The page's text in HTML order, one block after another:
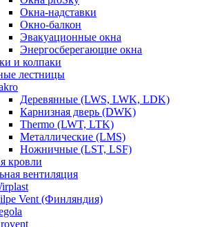
Окна-надставки
Окно-балкон
Эвакуационные окна
Энергосберегающие окна
и колпаки
лестницы
Деревянные (LWS, LWK, LDK)
Карнизная дверь (DWK)
Thermo (LWT, LTK)
Металлические (LMS)
Ножничные (LST, LSF)
кровли
вентиляция
Vent (Финляндия)